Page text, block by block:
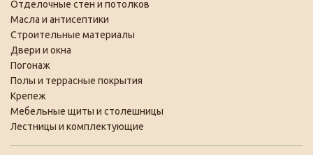
Отделочные стен и потолков
Масла и антисептики
Строительные материалы
Двери и окна
Погонаж
Полы и террасные покрытия
Крепеж
Мебельные щиты и столешницы
Лестницы и комплектующие